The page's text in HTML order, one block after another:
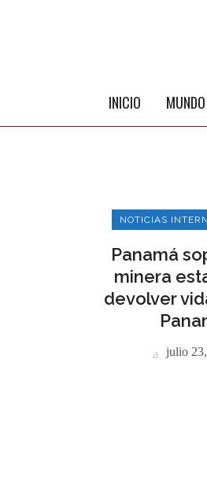
INICIO
NOTICIAS
Panamá
minera
devolver
julio